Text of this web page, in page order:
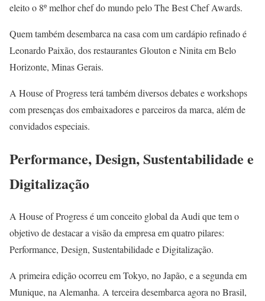
eleito o 8º melhor chef do mundo pelo The Best Chef Awards.
Quem também desembarca na casa com um cardápio refinado é
Leonardo Paixão, dos restaurantes Glouton e Ninita em Belo
Horizonte, Minas Gerais.
A House of Progress terá também diversos debates e workshops
com presenças dos embaixadores e parceiros da marca, além de
convidados especiais.
Performance, Design, Sustentabilidade e
Digitalização
A House of Progress é um conceito global da Audi que tem o
objetivo de destacar a visão da empresa em quatro pilares:
Performance, Design, Sustentabilidade e Digitalização.
A primeira edição ocorreu em Tokyo, no Japão, e a segunda em
Munique, na Alemanha. A terceira desembarca agora no Brasil,